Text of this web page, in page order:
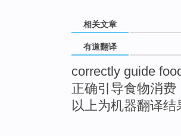
相关文章
有道翻译
correctly guide
正确引导食物消费
以上为机器翻译